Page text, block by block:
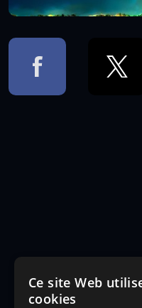
Ce site Web
cookies